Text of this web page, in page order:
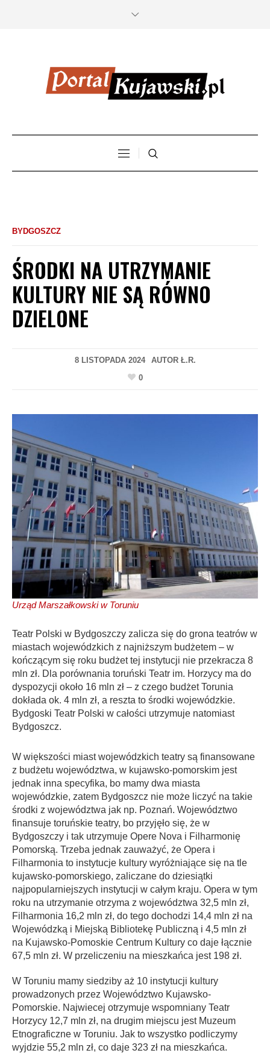
BYDGOSZCZ
ŚRODKI NA UTRZYMANIE
KULTURY NIE SĄ RÓWNO
DZIELONE
8 LISTOPADA 2024 AUTOR Ł.R.
0
Urząd Marszałkowski w Toruniu
Teatr Polski w Bydgoszczy zalicza się do grona teatrów w
miastach wojewódzkich z najniższym budżetem – w
kończącym się roku budżet tej instytucji nie przekracza 8
mln zł. Dla porównania toruński Teatr im. Horzycy ma do
dyspozycji około 16 mln zł – z czego budżet Torunia
dokłada ok. 4 mln zł, a reszta to środki wojewódzkie.
Bydgoski Teatr Polski w całości utrzymuje natomiast
Bydgoszcz.
W większości miast wojewódzkich teatry są finansowane
z budżetu województwa, w kujawsko-pomorskim jest
jednak inna specyfika, bo mamy dwa miasta
wojewódzkie, zatem Bydgoszcz nie może liczyć na takie
środki z województwa jak np. Poznań. Województwo
finansuje toruńskie teatry, bo przyjęło się, że w
Bydgoszczy i tak utrzymuje Opere Nova i Filharmonię
Pomorską. Trzeba jednak zauważyć, że Opera i
Filharmonia to instytucje kultury wyróżniające się na tle
kujawsko-pomorskiego, zaliczane do dziesiątki
najpopularniejszych instytucji w całym kraju. Opera w tym
roku na utrzymanie otrzyma z województwa 32,5 mln zł,
Filharmonia 16,2 mln zł, do tego dochodzi 14,4 mln zł na
Wojewódzką i Miejską Bibliotekę Publiczną i 4,5 mln zł
na Kujawsko-Pomoskie Centrum Kultury co daje łącznie
67,5 mln zł. W przeliczeniu na mieszkańca jest 198 zł.
W Toruniu mamy siedziby aż 10 instytucji kultury
prowadzonych przez Województwo Kujawsko-
Pomorskie. Najwiecej otrzymuje wspomniany Teatr
Horzycy 12,7 mln zł, na drugim miejscu jest Muzeum
Etnograficzne w Toruniu. Jak to wszystko podliczymy
wyjdzie 55,2 mln zł, co daje 323 zł na mieszkańca.